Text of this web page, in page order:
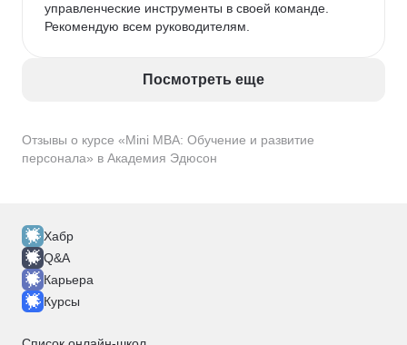
Отзывы о курсе «Mini MBA: Обучение и развитие
персонала» в Академия Эдюсон
управленческие инструменты в своей команде.
Рекомендую всем руководителям.
Посмотреть еще
Хабр
Q&A
Карьера
Курсы